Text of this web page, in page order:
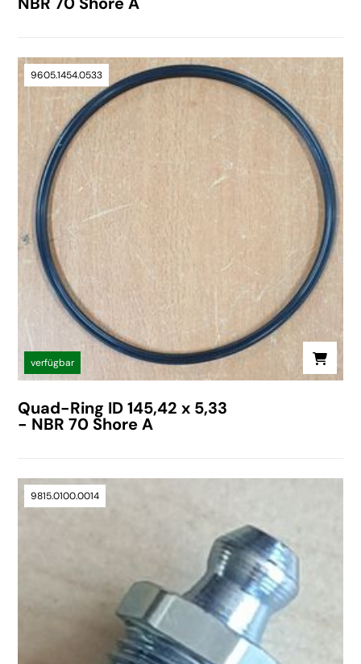
9605.1454.0533
verfügbar
Quad-Ring ID 145,42 x 5,33
- NBR 70 Shore A
9815.0100.0014